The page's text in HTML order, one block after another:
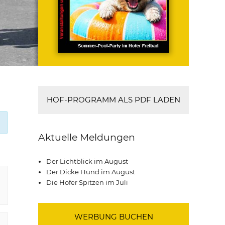
HOF-PROGRAMM ALS PDF LADEN
Aktuelle Meldungen
Der Lichtblick im August
Der Dicke Hund im August
Die Hofer Spitzen im Juli
WERBUNG BUCHEN